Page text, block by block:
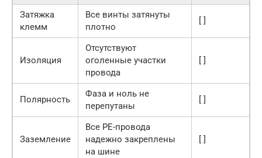
Затяжка
клемм
Все винты затянуты
плотно
[ ]
Изоляция
Отсутствуют
оголенные участки
провода
[ ]
Полярность
Фаза и ноль не
перепутаны
[ ]
Заземление
Все PE-провода
надежно закреплены
на шине
[ ]